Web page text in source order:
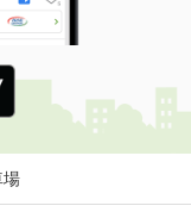
場